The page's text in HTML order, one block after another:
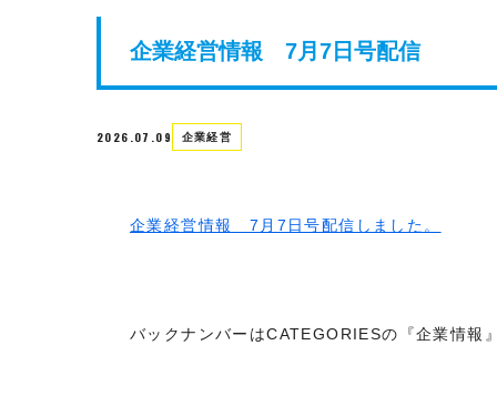
企業経営情報 7月7日号配信
2026.07.09 企業経営
企業経営情報 7月7日号配信しました。
バックナンバーはCATEGORIESの『企業情報